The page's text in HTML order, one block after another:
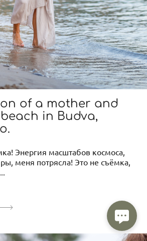
of a mother and
in Budva,
Энергия масштабов космоса,
меня потрясла! Это не съёмка,